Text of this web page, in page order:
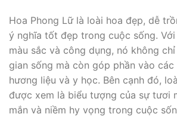
Hoa Phong Lữ là loài hoa đẹp, dễ
ý nghĩa tốt đẹp trong cuộc sống.
màu sắc và công dụng, nó không
gian sống mà còn góp phần vào
hương liệu và y học. Bên cạnh đó,
được xem là biểu tượng của sự tươi
mắn và niềm hy vọng trong cuộc